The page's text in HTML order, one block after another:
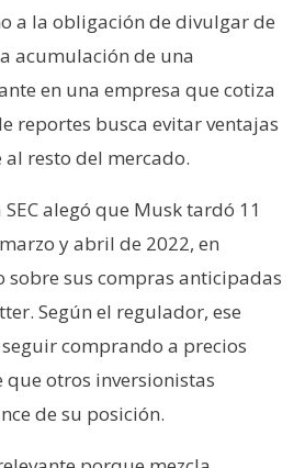
a la obligación de divulgar de
acumulación de una
en una empresa que cotiza
reportes busca evitar ventajas
resto del mercado.
alegó que Musk tardó 11
y abril de 2022, en
sus compras anticipadas
Según el regulador, ese
comprando a precios
que otros inversionistas
de su posición.